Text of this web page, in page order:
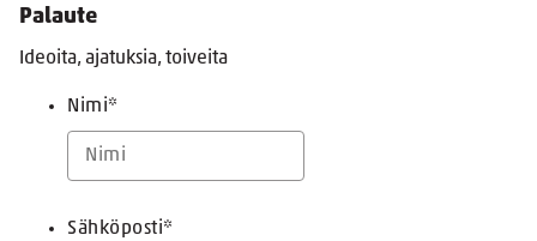
Palaute
Ideoita, ajatuksia, toiveita
Nimi*
Sähköposti*